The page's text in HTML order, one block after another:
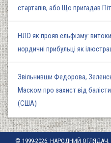
стартапів, або Що пригадав
НЛО як прояв ельфізму:
нордичні прибульці як
Звільнивши Федорова,
Маском про захист від
(США)
© 1999-2026, НАРОДНИЙ ОГЛЯДАЧ,